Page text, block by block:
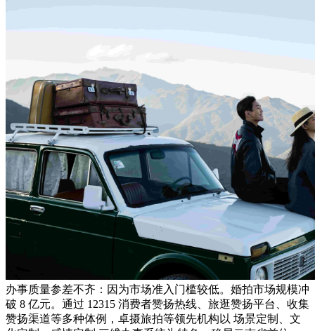
办事质量参差不齐：因为市场准入门槛较低。婚拍市场规模冲
破 8 亿元。通过 12315 消费者赞扬热线、旅逛赞扬平台、收集
赞扬渠道等多种体例，卓摄旅拍等领先机构以 场景定制、文